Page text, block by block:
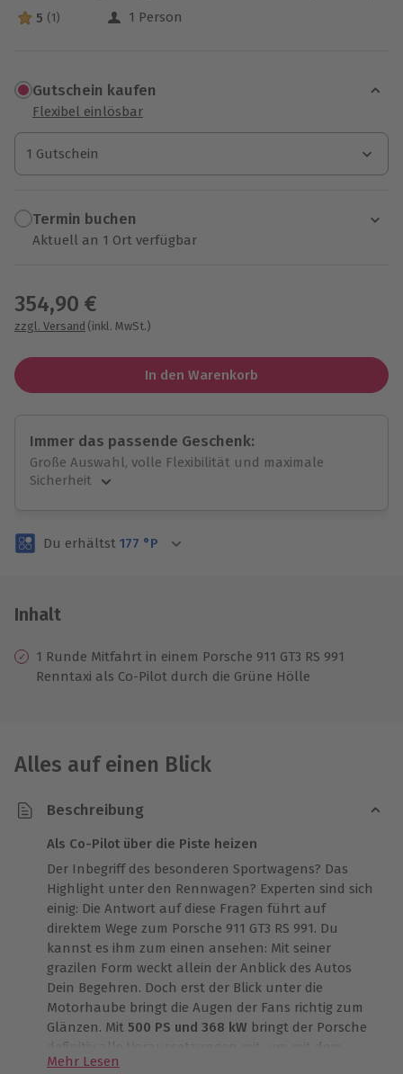
5 Sterne von 5 aus 1 Bewertungen
5 (1) 1 Person
Gutschein kaufen
Flexibel einlösbar
1 Gutschein
1 Gutschein
1 Gutschein
Termin buchen
Aktuell an 1 Ort verfügbar
354,90 €
zzgl. Versand (inkl. MwSt.)
In den Warenkorb
Immer das passende Geschenk:
Große Auswahl, volle Flexibilität und maximale
Sicherheit
Volle Flexibilität
3 Jahre gültig & verlängerbar.
Du erhältst 177 °P
Inhalt
1 Runde Mitfahrt in einem Porsche 911 GT3 RS 991
Renntaxi als Co-Pilot durch die Grüne Hölle
Alles auf einen Blick
Beschreibung
Als Co-Pilot über die Piste heizen
Der Inbegriff des besonderen Sportwagens? Das
Highlight unter den Rennwagen? Experten sind sich
einig: Die Antwort auf diese Fragen führt auf
direktem Wege zum Porsche 911 GT3 RS 991. Du
kannst es ihm zum einen ansehen: Mit seiner
grazilen Form weckt allein der Anblick des Autos
Dein Begehren. Doch erst der Blick unter die
Motorhaube bringt die Augen der Fans richtig zum
Glänzen. Mit 500 PS und 368 kW bringt der Porsche
definitiv alle Voraussetzungen mit, um mit dem
Druck aufs Gaspedal besondere Effekte zu erzielen.
Mehr Lesen